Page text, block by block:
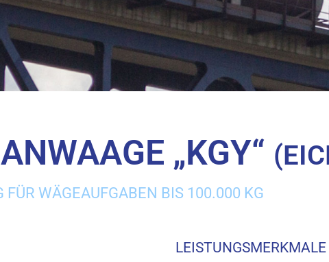
„KGY“
FÜR WÄGEAUFGABEN BIS 100.000 KG
LEISTUNGSMERKMALE